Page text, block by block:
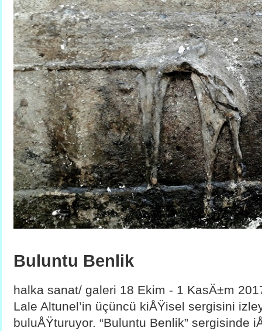
Buluntu Benlik
halka sanat/ galeri 18 Ekim - 1 KasÄ±m
Lale Altunel’in üçüncü kiÅŸisel sergisini
buluÅŸturuyor. “Buluntu Benlik” sergisinde